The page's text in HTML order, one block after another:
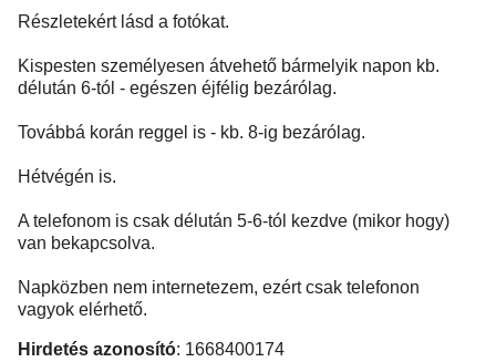
Részletekért lásd a fotókat.
Kispesten személyesen átvehető bármelyik napon kb.
délután 6-tól - egészen éjfélig bezárólag.
Továbbá korán reggel is - kb. 8-ig bezárólag.
Hétvégén is.
A telefonom is csak délután 5-6-tól kezdve (mikor hogy)
van bekapcsolva.
Napközben nem internetezem, ezért csak telefonon
vagyok elérhető.
Hirdetés azonosító: 1668400174